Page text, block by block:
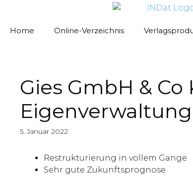
Home
Online-Verzeichnis
Gies GmbH &
Eigenverwaltung
5. Januar 2022
Restrukturierung in vollem Gange
Sehr gute Zukunftsprognose